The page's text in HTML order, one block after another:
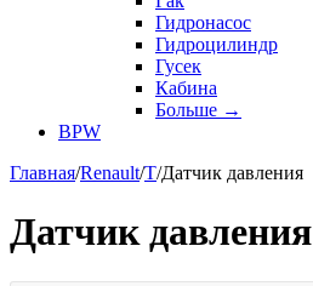
Гидронасос
Гидроцилиндр
Гусек
Кабина
Больше →
BPW
Главная/Renault/T/Датчик давления
Датчик давления